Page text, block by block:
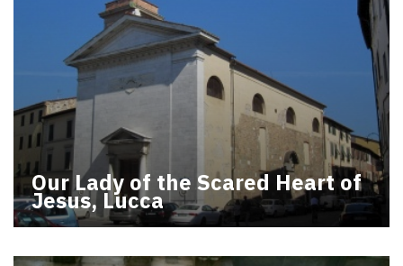
Our Lady of the Scared Heart of
Jesus, Lucca